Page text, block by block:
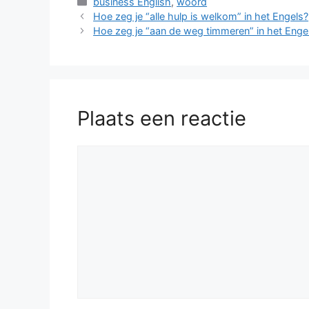
Hoe zeg je “alle hulp is welkom” in het Engels?
Hoe zeg je “aan de weg timmeren” in het
Plaats een reactie